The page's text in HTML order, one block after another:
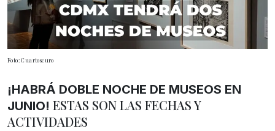
Foto: Cuartoscuro
¡HABRÁ DOBLE NOCHE DE MUSEOS EN
JUNIO! ESTAS SON LAS FECHAS Y
ACTIVIDADES